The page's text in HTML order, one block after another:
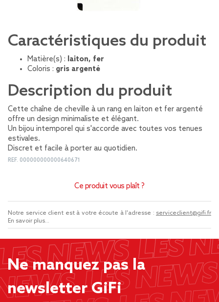
Caractéristiques du produit
Matière(s) : laiton, fer
Coloris : gris argenté
Description du produit
Cette chaîne de cheville à un rang en laiton et fer argenté
offre un design minimaliste et élégant.
Un bijou intemporel qui s'accorde avec toutes vos tenues
estivales.
Discret et facile à porter au quotidien.
REF. 000000000000640671
Ce produit vous plaît ?
Notre service client est à votre écoute à l'adresse : serviceclient@gifi.fr
En savoir plus...
Ne manquez pas la
newsletter GiFi